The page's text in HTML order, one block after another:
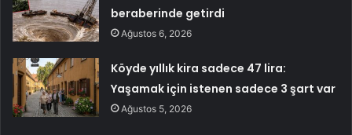
beraberinde getirdi
Ağustos 6, 2026
Köyde yıllık kira sadece 47 lira:
Yaşamak için istenen sadece 3 şart var
Ağustos 5, 2026